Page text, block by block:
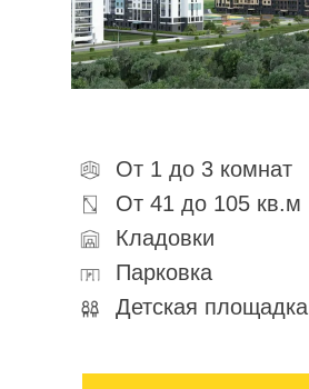
От 1 до 3 комнат
От 41 до 105 кв.м
Кладовки
Парковка
Детская площадка